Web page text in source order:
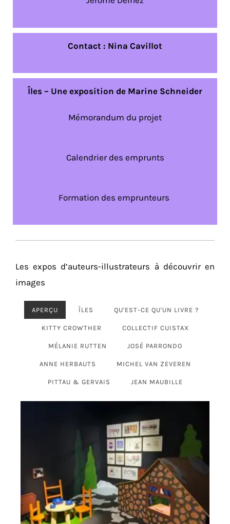
Contact : Nina Cavillot
Îles – Une exposition de Marine Schneider
Mémorandum du projet
Calendrier des emprunts
Formation des emprunteurs
Les expos d’auteurs-illustrateurs à découvrir en
images
APERÇU ÎLES QU'EST-CE QU'UN LIVRE ?
KITTY CROWTHER COLLECTIF CUISTAX
MÉLANIE RUTTEN JOSÉ PARRONDO
ANNE HERBAUTS MICHEL VAN ZEVEREN
PITTAU & GERVAIS JEAN MAUBILLE